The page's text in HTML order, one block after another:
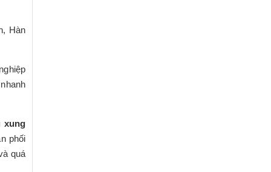
Hàn
xung
phối
quá